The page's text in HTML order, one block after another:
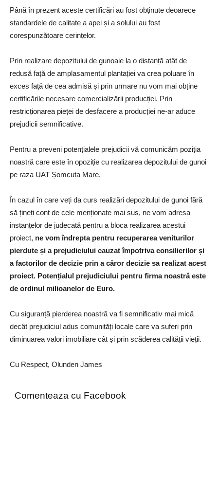
Până în prezent aceste certificări au fost obținute deoarece
standardele de calitate a apei și a solului au fost
corespunzătoare cerințelor.
Prin realizare depozitului de gunoaie la o distanță atât de
redusă față de amplasamentul plantației va crea poluare în
exces față de cea admisă și prin urmare nu vom mai obține
certificările necesare comercializării producției. Prin
restricționarea pieței de desfacere a producției ne-ar aduce
prejudicii semnificative.
Pentru a preveni potențialele prejudicii vă comunicăm poziția
noastră care este în opoziție cu realizarea depozitului de gunoi
pe raza UAT Șomcuta Mare.
În cazul în care veți da curs realizări depozitului de gunoi fără
să țineți cont de cele menționate mai sus, ne vom adresa
instanțelor de judecată pentru a bloca realizarea acestui
proiect, ne vom îndrepta pentru recuperarea veniturilor
pierdute și a prejudiciului cauzat împotriva consilierilor și
a factorilor de decizie prin a căror decizie sa realizat acest
proiect. Potențialul prejudiciului pentru firma noastră este
de ordinul milioanelor de Euro.
Cu siguranță pierderea noastră va fi semnificativ mai mică
decât prejudiciul adus comunități locale care va suferi prin
diminuarea valori imobiliare cât și prin scăderea calității vieții.
Cu Respect, Olunden James
Comenteaza cu Facebook